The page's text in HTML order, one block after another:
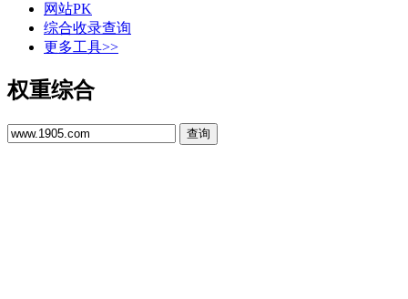
网站PK
综合收录查询
更多工具>>
权重综合